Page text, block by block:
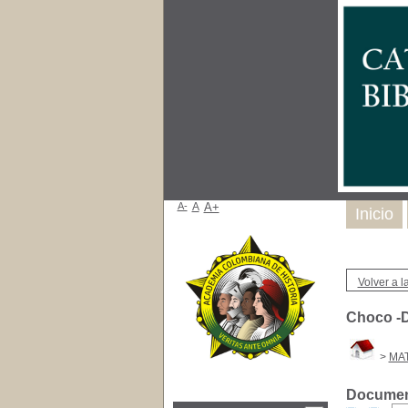
Volver a
Choco -
>
Inicio
A- A A+